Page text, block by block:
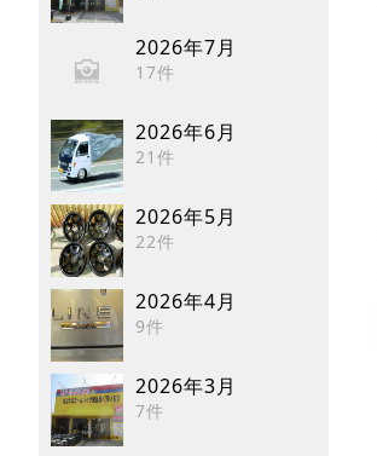
2026年7月
17件
2026年6月
21件
2026年5月
22件
2026年4月
9件
2026年3月
7件